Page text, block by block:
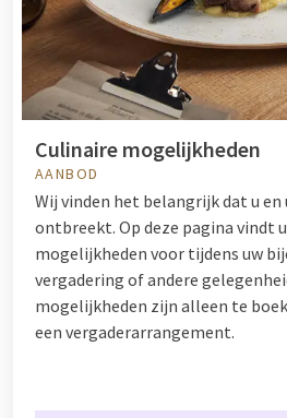
Culinaire mogelijkheden
AANBOD
Wij vinden het belangrijk dat u en
ontbreekt. Op deze pagina vindt
mogelijkheden voor tijdens uw
vergadering of andere
mogelijkheden zijn alleen te
een vergaderarrangement.